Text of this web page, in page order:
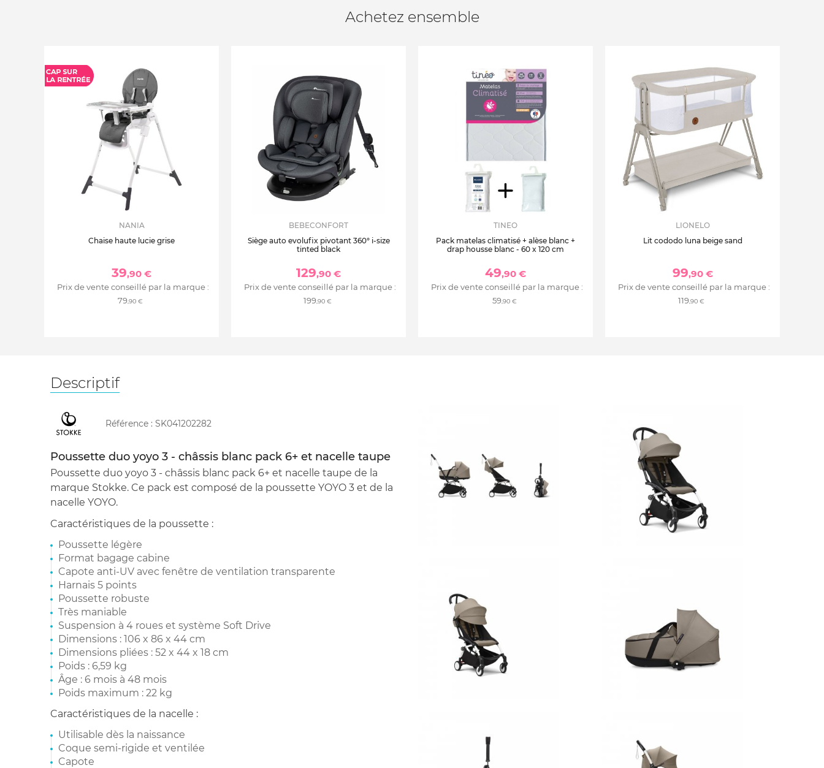
Achetez ensemble
NANIA
Chaise haute lucie grise
39,90 €
Prix de vente conseillé par la marque :
79,90 €
BEBECONFORT
Siège auto evolufix pivotant 360° i-size
tinted black
129,90 €
Prix de vente conseillé par la marque :
199,90 €
TINEO
Pack matelas climatisé + alèse blanc +
drap housse blanc - 60 x 120 cm
49,90 €
Prix de vente conseillé par la marque :
59,90 €
LIONELO
Lit cododo luna beige sand
99,90 €
Prix de vente conseillé par la marque :
119,90 €
Descriptif
Référence : SK041202282
Poussette duo yoyo 3 - châssis blanc pack 6+ et nacelle taupe
Poussette duo yoyo 3 - châssis blanc pack 6+ et nacelle taupe de la
marque Stokke. Ce pack est composé de la poussette YOYO 3 et de la
nacelle YOYO.
Caractéristiques de la poussette :
Poussette légère
Format bagage cabine
Capote anti-UV avec fenêtre de ventilation transparente
Harnais 5 points
Poussette robuste
Très maniable
Suspension à 4 roues et système Soft Drive
Dimensions : 106 x 86 x 44 cm
Dimensions pliées : 52 x 44 x 18 cm
Poids : 6,59 kg
Âge : 6 mois à 48 mois
Poids maximum : 22 kg
Caractéristiques de la nacelle :
Utilisable dès la naissance
Coque semi-rigide et ventilée
Capote